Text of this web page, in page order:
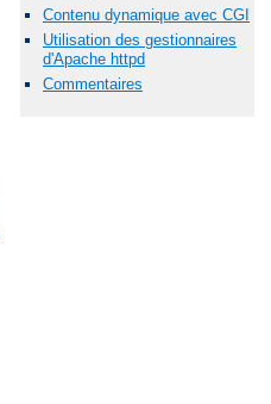
Contenu dynamique avec CGI
Utilisation des gestionnaires
d'Apache httpd
Commentaires